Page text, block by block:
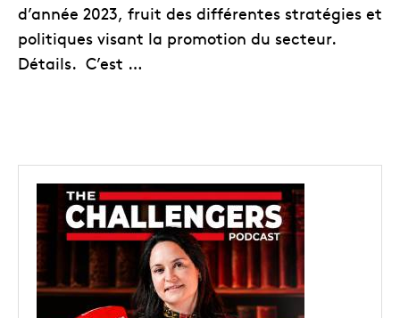
d’année 2023, fruit des différentes stratégies et
politiques visant la promotion du secteur.
Détails. C’est …